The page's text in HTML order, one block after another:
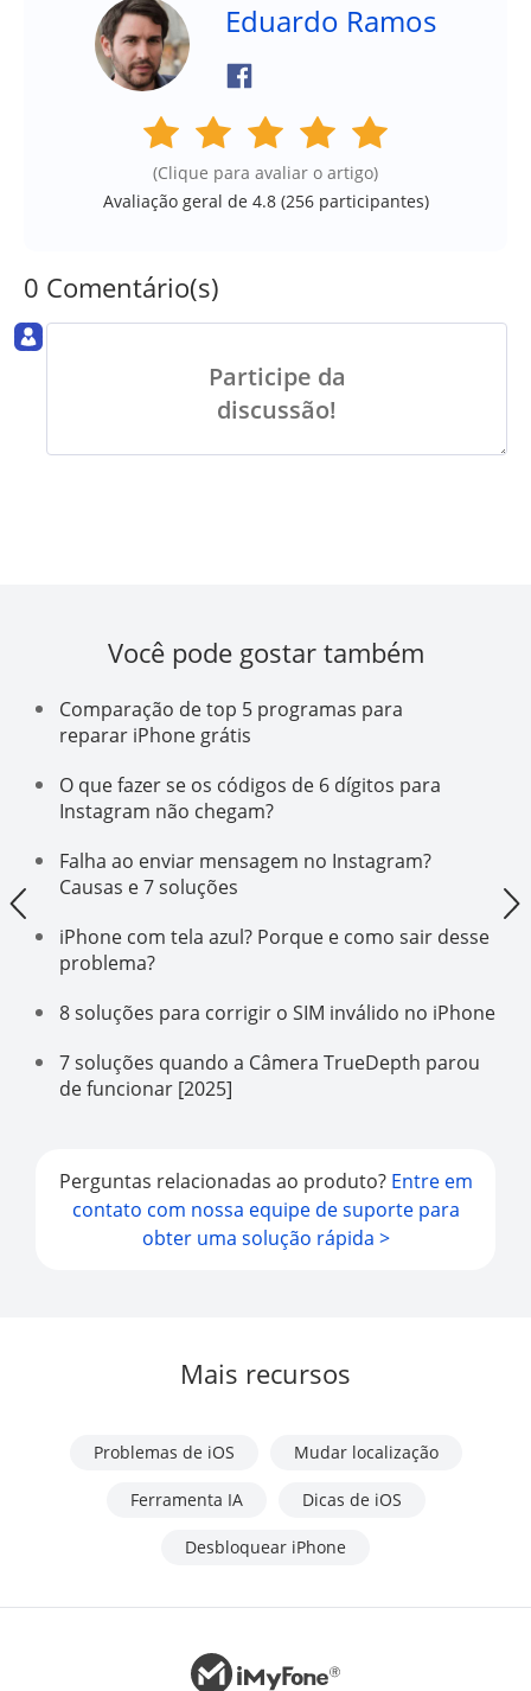
Eduardo Ramos
(Clique para avaliar o artigo)
Avaliação geral de 4.8 (256participantes)
0 Comentário(s)
Participe da
discussão!
Você pode gostar também
Comparação de top 5 programas para
reparar iPhone grátis
O que fazer se os códigos de 6 dígitos para
Instagram não chegam?
Falha ao enviar mensagem no Instagram?
Causas e 7 soluções
iPhone com tela azul? Porque e como sair desse
problema?
8 soluções para corrigir o SIM inválido no iPhone
7 soluções quando a Câmera TrueDepth parou
de funcionar [2025]
Perguntas relacionadas ao produto? Entre em
contato com nossa equipe de suporte para
obter uma solução rápida >
Mais recursos
Problemas de iOS Mudar localização
Ferramenta IA Dicas de iOS
Desbloquear iPhone